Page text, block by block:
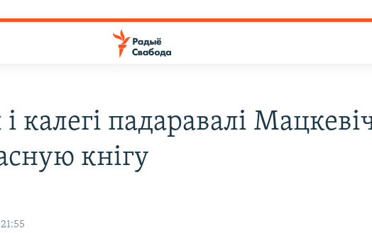
калегі падаравалі
кнігу